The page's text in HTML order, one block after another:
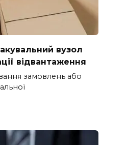
вузол
відвантаження
замовлень або